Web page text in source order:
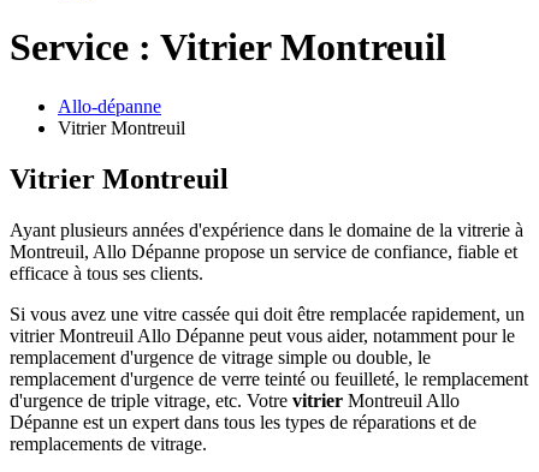
Service : Vitrier Montreuil
Allo-dépanne
Vitrier Montreuil
Vitrier Montreuil
Ayant plusieurs années d'expérience dans le domaine de la vitrerie à
Montreuil, Allo Dépanne propose un service de confiance, fiable et
efficace à tous ses clients.
Si vous avez une vitre cassée qui doit être remplacée rapidement, un
vitrier Montreuil Allo Dépanne peut vous aider, notamment pour le
remplacement d'urgence de vitrage simple ou double, le
remplacement d'urgence de verre teinté ou feuilleté, le remplacement
d'urgence de triple vitrage, etc. Votre vitrier Montreuil Allo
Dépanne est un expert dans tous les types de réparations et de
remplacements de vitrage.